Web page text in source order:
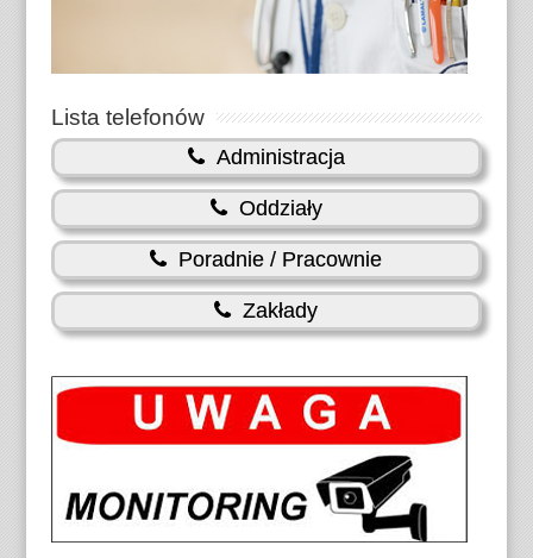
Lista telefonów
Administracja
Oddziały
Poradnie / Pracownie
Zakłady